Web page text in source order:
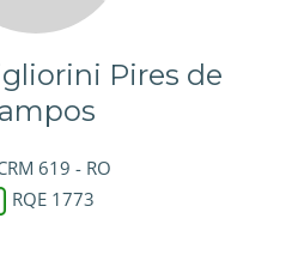
Pires de
619 - RO
RQE 1773